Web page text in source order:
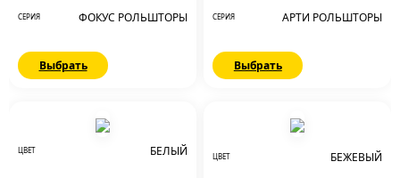
СЕРИЯ ФОКУС РОЛЬШТОРЫ
Выбрать
СЕРИЯ АРТИ РОЛЬШТОРЫ
Выбрать
ЦВЕТ БЕЛЫЙ ЦВЕТ БЕЖЕВЫЙ